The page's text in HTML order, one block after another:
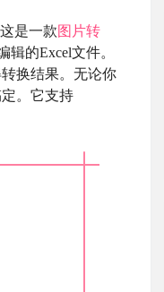
是一款图片转
的Excel文件。
换结果。无论你
。它支持